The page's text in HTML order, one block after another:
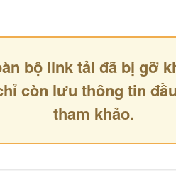
bộ link tải đã bị gỡ
còn lưu thông tin
tham khảo.